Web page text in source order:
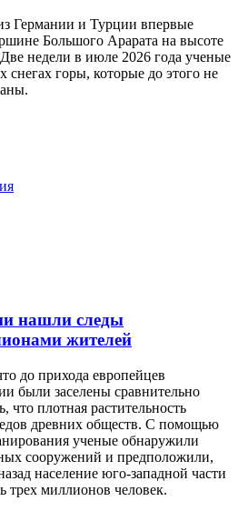
Германии и Турции впервые
Большого Арарата на высоте
недели в июле 2026 года ученые
горы, которые до этого не
нашли следы
жителей
до прихода европейцев
были заселены сравнительно
что плотная растительность
древних обществ. С помощью
ученые обнаружили
сооружений и предположили,
население юго-западной части
трех миллионов человек.